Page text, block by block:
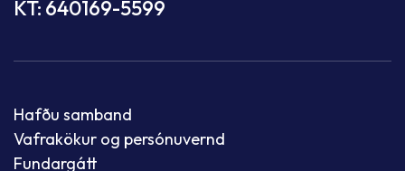
KT: 640169-5599
Hafðu samband
Vafrakökur og persónuvernd
Fundargátt